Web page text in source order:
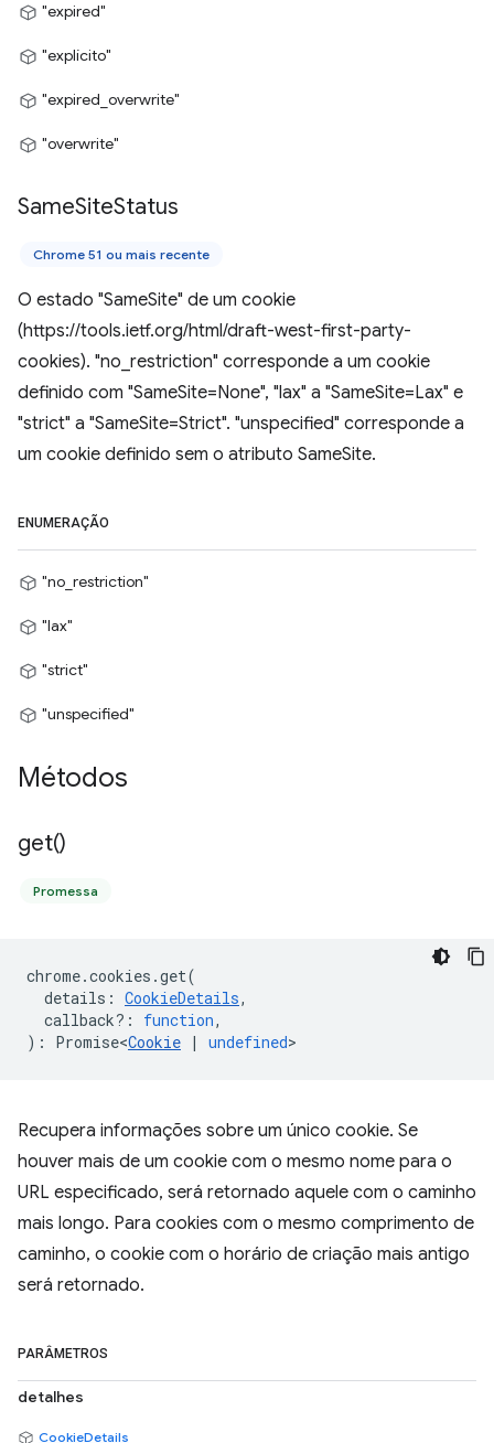
"expired"
"explícito"
"expired_overwrite"
"overwrite"
SameSiteStatus
Chrome 51 ou mais recente
O estado "SameSite" de um cookie
(https://tools.ietf.org/html/draft-west-first-party-
cookies). "no_restriction" corresponde a um cookie
definido com "SameSite=None", "lax" a "SameSite=Lax" e
"strict" a "SameSite=Strict". "unspecified" corresponde a
um cookie definido sem o atributo SameSite.
ENUMERAÇÃO
"no_restriction"
"lax"
"strict"
"unspecified"
Métodos
get()
Promessa
chrome.cookies .get(
details : CookieDetails,
callback? : function,
) : Promise<Cookie | undefined>
Recupera informações sobre um único cookie. Se
houver mais de um cookie com o mesmo nome para o
URL especificado, será retornado aquele com o caminho
mais longo. Para cookies com o mesmo comprimento de
caminho, o cookie com o horário de criação mais antigo
será retornado.
PARÂMETROS
detalhes
CookieDetails